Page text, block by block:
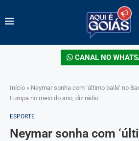
CANAL NO
Início » Neymar sonha com ‘último baile’ no
Europa no meio do ano, diz rádio
ESPORTE
Neymar sonha com